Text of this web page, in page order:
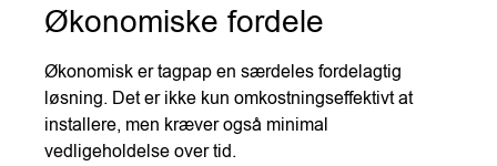
Økonomiske fordele
Økonomisk er tagpap en særdeles fordelagtig
løsning. Det er ikke kun omkostningseffektivt at
installere, men kræver også minimal
vedligeholdelse over tid.